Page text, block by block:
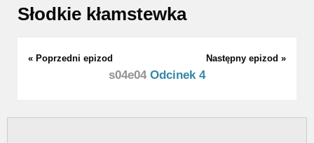
Słodkie kłamstewka
« Poprzedni epizod Następny epizod »
s04e04Odcinek 4